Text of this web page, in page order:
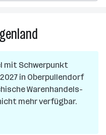
in
Burgenland
mit Schwerpunkt
in Oberpullendorf
Warenhandels-
mehr verfügbar.